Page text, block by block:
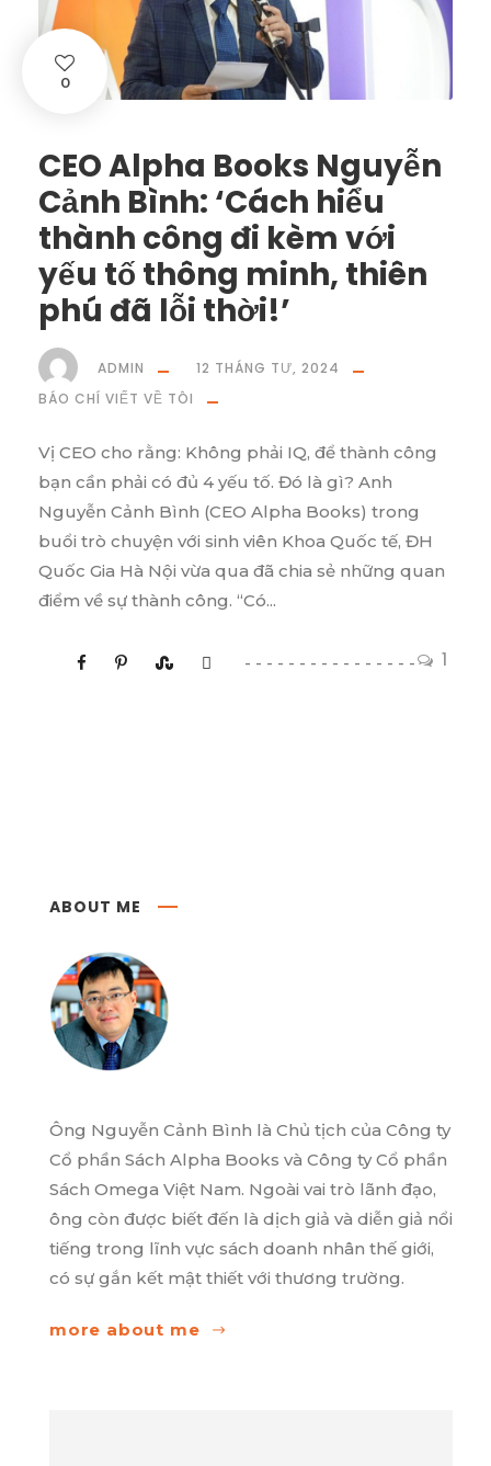
0
CEO Alpha Books Nguyễn
Cảnh Bình: ‘Cách hiểu
thành công đi kèm với
yếu tố thông minh, thiên
phú đã lỗi thời!’
1
ADMIN
12 THÁNG TƯ, 2024
BÁO CHÍ VIẾT VỀ TÔI
Vị CEO cho rằng: Không phải IQ, để thành công
bạn cần phải có đủ 4 yếu tố. Đó là gì? Anh
Nguyễn Cảnh Bình (CEO Alpha Books) trong
buổi trò chuyện với sinh viên Khoa Quốc tế, ĐH
Quốc Gia Hà Nội vừa qua đã chia sẻ những quan
điểm về sự thành công. “Có...
ABOUT ME
Ông Nguyễn Cảnh Bình là Chủ tịch của Công ty
Cổ phần Sách Alpha Books và Công ty Cổ phần
Sách Omega Việt Nam. Ngoài vai trò lãnh đạo,
ông còn được biết đến là dịch giả và diễn giả nổi
tiếng trong lĩnh vực sách doanh nhân thế giới,
có sự gắn kết mật thiết với thương trường.
more about me